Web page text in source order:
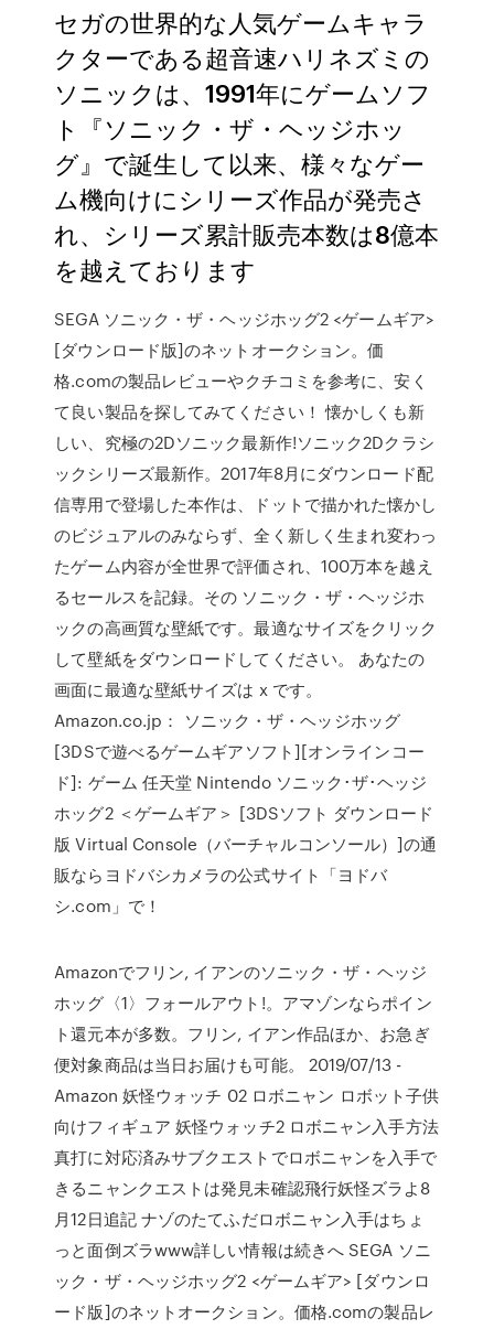
セガの世界的な人気ゲームキャラ
クターである超音速ハリネズミの
ソニックは、1991年にゲームソフ
ト『ソニック・ザ・ヘッジホッ
グ』で誕生して以来、様々なゲー
ム機向けにシリーズ作品が発売さ
れ、シリーズ累計販売本数は8億本
を越えております
SEGA ソニック・ザ・ヘッジホッグ2 <ゲームギア>
[ダウンロード版]のネットオークション。価
格.comの製品レビューやクチコミを参考に、安く
て良い製品を探してみてください！ 懐かしくも新
しい、究極の2Dソニック最新作!ソニック2Dクラシ
ックシリーズ最新作。2017年8月にダウンロード配
信専用で登場した本作は、ドットで描かれた懐かし
のビジュアルのみならず、全く新しく生まれ変わっ
たゲーム内容が全世界で評価され、100万本を越え
るセールスを記録。その ソニック・ザ・ヘッジホ
ックの高画質な壁紙です。最適なサイズをクリック
して壁紙をダウンロードしてください。 あなたの
画面に最適な壁紙サイズは x です。
Amazon.co.jp： ソニック・ザ・ヘッジホッグ
[3DSで遊べるゲームギアソフト][オンラインコー
ド]: ゲーム 任天堂 Nintendo ソニック･ザ･ヘッジ
ホッグ2 ＜ゲームギア＞ [3DSソフト ダウンロード
版 Virtual Console（バーチャルコンソール）]の通
販ならヨドバシカメラの公式サイト「ヨドバ
シ.com」で！
Amazonでフリン, イアンのソニック・ザ・ヘッジ
ホッグ〈1〉フォールアウト!。アマゾンならポイン
ト還元本が多数。フリン, イアン作品ほか、お急ぎ
便対象商品は当日お届けも可能。 2019/07/13 -
Amazon 妖怪ウォッチ 02 ロボニャン ロボット子供
向けフィギュア 妖怪ウォッチ2 ロボニャン入手方法
真打に対応済みサブクエストでロボニャンを入手で
きるニャンクエストは発見未確認飛行妖怪ズラよ8
月12日追記 ナゾのたてふだロボニャン入手はちょ
っと面倒ズラwww詳しい情報は続きへ SEGA ソニ
ック・ザ・ヘッジホッグ2 <ゲームギア> [ダウンロ
ード版]のネットオークション。価格.comの製品レ